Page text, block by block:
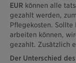
EUR können alle
gezahlt werden,
Pflegekosten.
arbeiten können,
gezahlt. Zusätzlich
Der Unterschied